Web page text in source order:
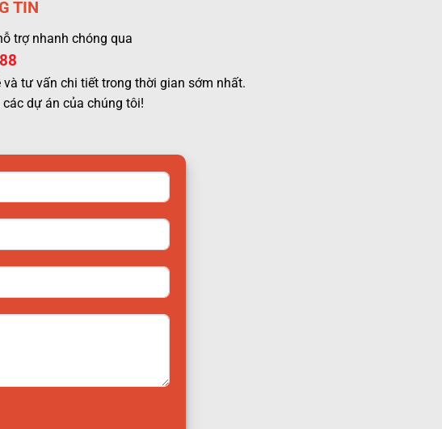
TIN
trợ nhanh chóng qua
tư vấn chi tiết trong thời gian sớm nhất.
dự án của chúng tôi!